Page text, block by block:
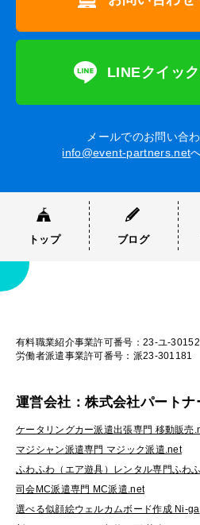
LINEクイッ
メールでのお問い合
info@event-partners.net
トップ ブログ
有料職業紹介事業許可番号：23-ユ-
労働者派遣事業許可番号：派23-301181
運営会社：株式会社パートナ
ケータリングカー派遣出張専門 移動販売
マジシャン派遣専門 マジック派遣.net
ふわふわ（エア遊具）レンタル専門ふわ
司会MC派遣専門 MC派遣.net
選べる似顔絵ウェルカムボード作成 Ni-ga